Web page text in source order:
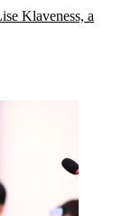
Klaveness, a